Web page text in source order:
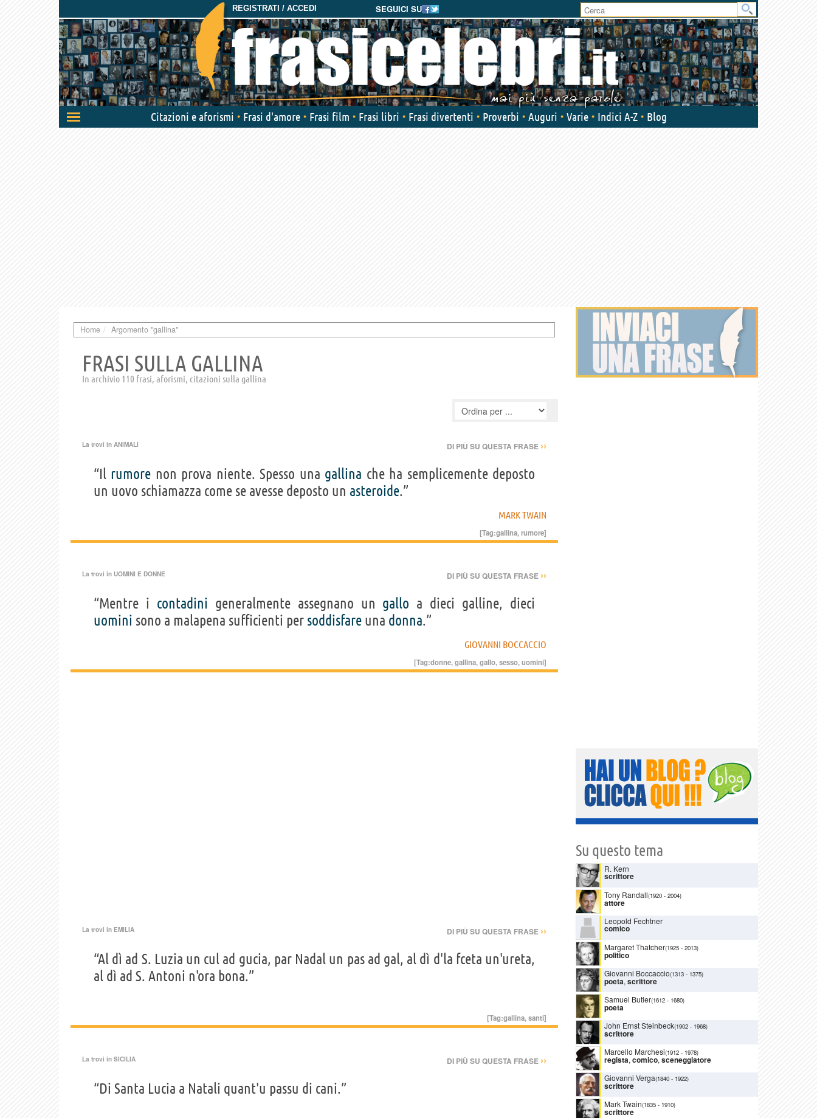
SEGUICI SU
REGISTRATI / ACCEDI
Attiva/disattiva
navigazione
User
area
Citazioni e aforismi Frasi d'amore Frasi film Frasi libri Frasi divertenti Proverbi Auguri Varie Indici A-Z Blog
Home Argomento "gallina"
FRASI SULLA GALLINA
In archivio 110 frasi, aforismi, citazioni sulla gallina
La trovi in ANIMALI DI PIÙ SU QUESTA FRASE ››
“Il rumore non prova niente. Spesso una gallina che ha semplicemente deposto
un uovo schiamazza come se avesse deposto un asteroide.”
MARK TWAIN
[Tag:gallina,rumore]
La trovi in UOMINI E DONNE DI PIÙ SU QUESTA FRASE ››
“Mentre i contadini generalmente assegnano un gallo a dieci galline, dieci
uomini sono a malapena sufficienti per soddisfare una donna.”
GIOVANNI BOCCACCIO
[Tag:donne,gallina,gallo,sesso,uomini]
La trovi in EMILIA DI PIÙ SU QUESTA FRASE ››
“Al dì ad S. Luzia un cul ad gucia, par Nadal un pas ad gal, al dì d'la fceta un'ureta,
al dì ad S. Antoni n'ora bona.”
[Tag:gallina,santi]
La trovi in SICILIA DI PIÙ SU QUESTA FRASE ››
“Di Santa Lucia a Natali quant'u passu di cani.”
Su questo tema
R. Kern
scrittore
Tony Randall(1920 - 2004)
attore
Leopold Fechtner
comico
Margaret Thatcher(1925 - 2013)
politico
Giovanni Boccaccio(1313 - 1375)
poeta, scrittore
Samuel Butler(1612 - 1680)
poeta
John Ernst Steinbeck(1902 - 1968)
scrittore
Marcello Marchesi(1912 - 1978)
regista, comico, sceneggiatore
Giovanni Verga(1840 - 1922)
scrittore
Mark Twain(1835 - 1910)
scrittore